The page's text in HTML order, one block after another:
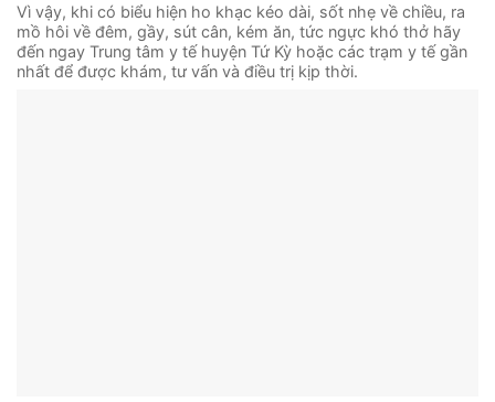
Vì vậy, khi có biểu hiện ho khạc kéo dài, sốt nhẹ về chiều, ra
mồ hôi về đêm, gầy, sút cân, kém ăn, tức ngực khó thở hãy
đến ngay Trung tâm y tế huyện Tứ Kỳ hoặc các trạm y tế gần
nhất để được khám, tư vấn và điều trị kịp thời.